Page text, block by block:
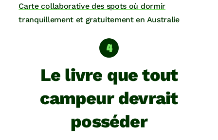
Carte collaborative des spots où dormir
tranquillement et gratuitement en Australie
Le livre que tout
campeur devrait
posséder